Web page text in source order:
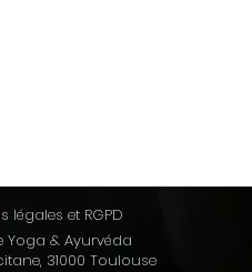
légales et RGPD
Yoga & Ayurvéda
31000 Toulouse